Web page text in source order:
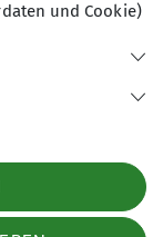
von
und Cookie)